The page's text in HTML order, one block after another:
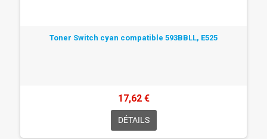
Toner Switch cyan compatible 593BBLL, E525
17,62 €
DÉTAILS